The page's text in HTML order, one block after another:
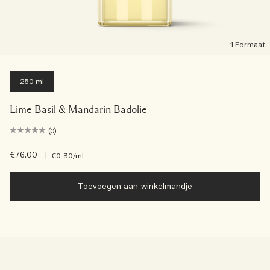
1 Formaat
250 ml
Lime Basil & Mandarin Badolie
(0)
€76.00 €0.30/ml
Toevoegen aan winkelmandje